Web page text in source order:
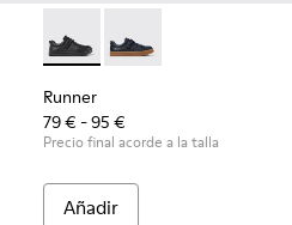
azules de piel y textil para
- Zapatos negros de piel y
Runner - K800319-001 -
Runner - K800319-
Runner
79 € - 95 €
Precio final acorde a la talla
Añadir